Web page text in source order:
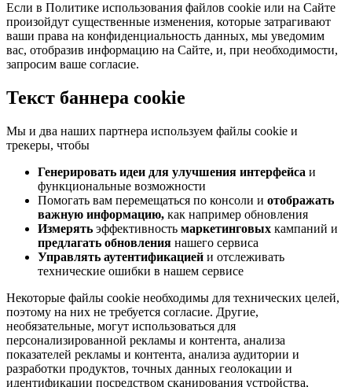
Если в Политике использования файлов cookie или на Сайте
произойдут существенные изменения, которые затрагивают
ваши права на конфиденциальность данных, мы уведомим
вас, отобразив информацию на Сайте, и, при необходимости,
запросим ваше согласие.
Текст баннера cookie
Мы и два наших партнера используем файлы cookie и
трекеры, чтобы
Генерировать идеи для улучшения интерфейса и
функциональные возможности
Помогать вам перемещаться по консоли и отображать
важную информацию, как например обновления
Измерять эффективность маркетинговых кампаний и
предлагать обновления нашего сервиса
Управлять аутентификацией и отслеживать
технические ошибки в нашем сервисе
Некоторые файлы cookie необходимы для технических целей,
поэтому на них не требуется согласие. Другие,
необязательные, могут использоваться для
персонализированной рекламы и контента, анализа
показателей рекламы и контента, анализа аудитории и
разработки продуктов, точных данных геолокации и
идентификации посредством сканирования устройства,